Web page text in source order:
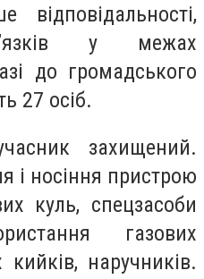
у межах
до громадського
27 осіб.
захищений.
і носіння пристрою
куль, спецзасоби
газових
наручників.